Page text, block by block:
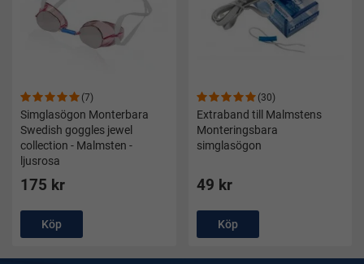
(7)
Simglasögon Monterbara
Swedish goggles jewel
collection - Malmsten -
ljusrosa
175 kr
Köp
(30)
Extraband till Malmstens
Monteringsbara
simglasögon
49 kr
Köp